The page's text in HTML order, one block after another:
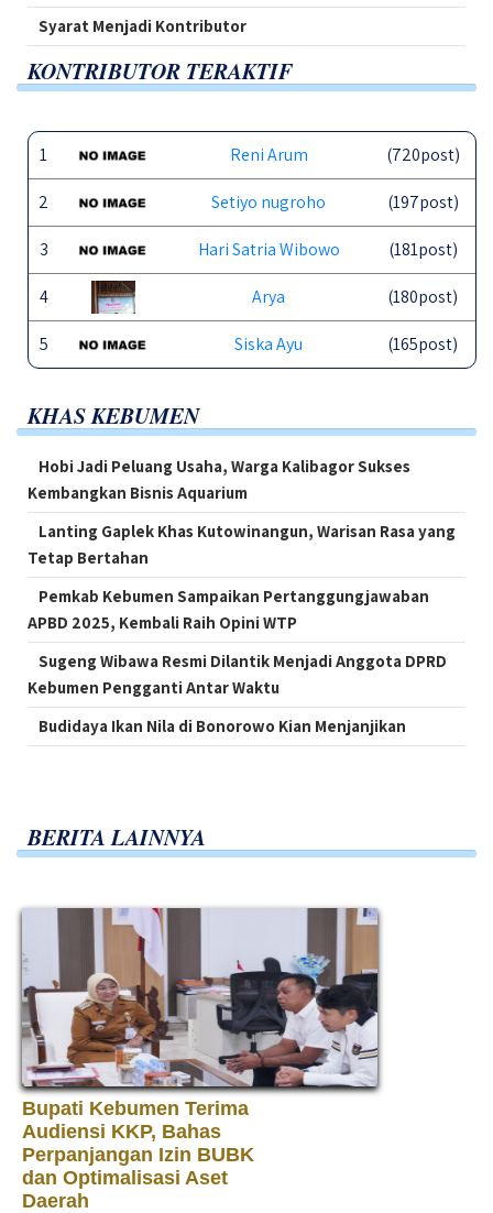
Syarat Menjadi Kontributor
KONTRIBUTOR TERAKTIF
1 Reni Arum (720post)
2 Setiyo nugroho (197post)
3 Hari Satria Wibowo (181post)
4 Arya (180post)
5 Siska Ayu (165post)
KHAS KEBUMEN
Hobi Jadi Peluang Usaha, Warga Kalibagor Sukses
Kembangkan Bisnis Aquarium
Lanting Gaplek Khas Kutowinangun, Warisan Rasa yang
Tetap Bertahan
Pemkab Kebumen Sampaikan Pertanggungjawaban
APBD 2025, Kembali Raih Opini WTP
Sugeng Wibawa Resmi Dilantik Menjadi Anggota DPRD
Kebumen Pengganti Antar Waktu
Budidaya Ikan Nila di Bonorowo Kian Menjanjikan
BERITA LAINNYA
Bupati Kebumen Terima
Audiensi KKP, Bahas
Perpanjangan Izin BUBK
dan Optimalisasi Aset
Daerah